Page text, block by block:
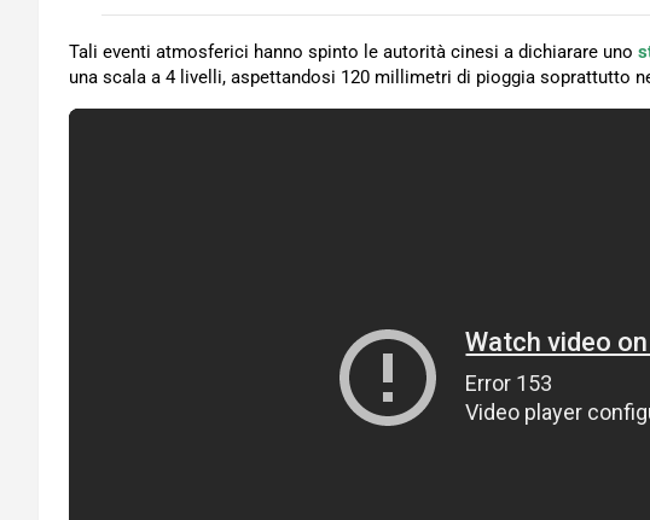
Tali eventi atmosferici hanno spinto le autorità cinesi a dichiarare uno
una scala a 4 livelli, aspettandosi 120 millimetri di pioggia soprattutto